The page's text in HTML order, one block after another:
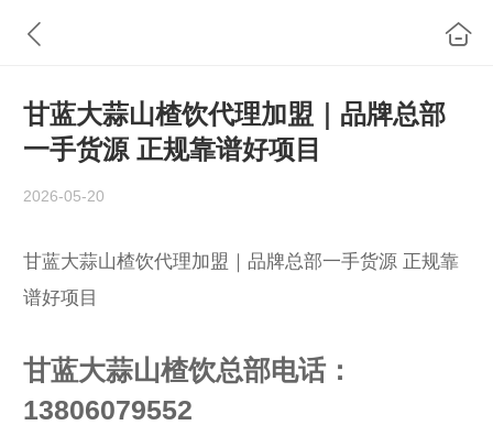
甘蓝大蒜山楂饮代理加盟｜品牌总部
一手货源 正规靠谱好项目
2026-05-20
甘蓝大蒜山楂饮代理加盟｜品牌总部一手货源 正规靠
谱好项目
甘蓝大蒜山楂饮总部电话：
13806079552